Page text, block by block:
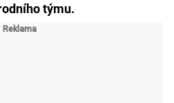
týmu.